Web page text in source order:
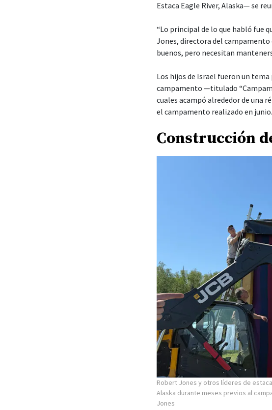
Estaca Eagle River, Alaska— se
“Lo principal de lo que habló fue
Jones, directora del campamento
buenos, pero necesitan
Los hijos de Israel fueron un
campamento —titulado
cuales acampó alrededor de una
el campamento realizado en junio.
Construcción
Robert Jones y otros líderes de
Alaska durante meses previos al
Jones